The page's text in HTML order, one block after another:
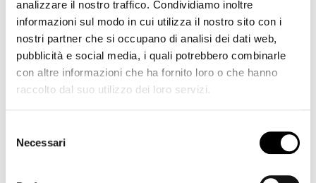
analizzare il nostro traffico. Condividiamo inoltre
informazioni sul modo in cui utilizza il nostro sito con i
nostri partner che si occupano di analisi dei dati web,
pubblicità e social media, i quali potrebbero combinarle
con altre informazioni che ha fornito loro o che hanno
raccolto dal suo utilizzo dei loro servizi.
delNecessari
L’invio di comunicazioni commerciali e/o
di marketing da parte del Titolare, anche
alla soddisfazione della clientela.